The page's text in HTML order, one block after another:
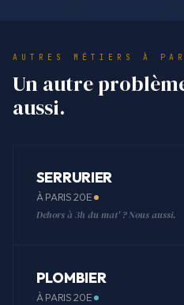
AUTRES MÉTIERS À
Un autre
aussi.
SERRURIER
À PARIS 20E
Dehors à 3h du mat' ? Nous aussi.
PLOMBIER
À PARIS 20E